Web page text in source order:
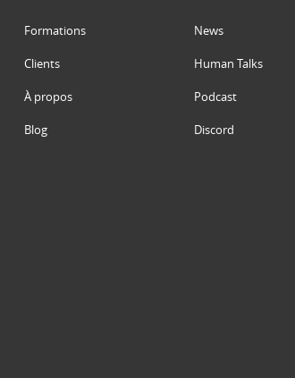
Formations
Clients
À propos
Blog
News
Human Talks
Podcast
Discord